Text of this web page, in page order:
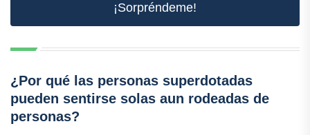
¡Sorpréndeme!
¿Por qué las personas superdotadas
pueden sentirse solas aun rodeadas de
personas?